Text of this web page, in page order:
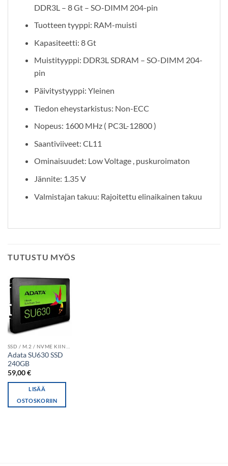
DDR3L – 8 Gt – SO-DIMM 204-pin
Tuotteen tyyppi: RAM-muisti
Kapasiteetti: 8 Gt
Muistityyppi: DDR3L SDRAM – SO-DIMM 204-
pin
Päivitystyyppi: Yleinen
Tiedon eheystarkistus: Non-ECC
Nopeus: 1600 MHz ( PC3L-12800 )
Saantiviiveet: CL11
Ominaisuudet: Low Voltage , puskuroimaton
Jännite: 1.35 V
Valmistajan takuu: Rajoitettu elinaikainen takuu
TUTUSTU MYÖS
Adata SU630 SSD
240GB
59,00€
LISÄÄ
OSTOSKORIIN